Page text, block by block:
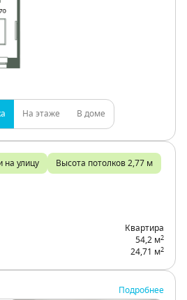
На этаже В доме
на улицу Высота потолков 2,77 м
Квартира
54,2 м2
24,71 м2
Подробнее